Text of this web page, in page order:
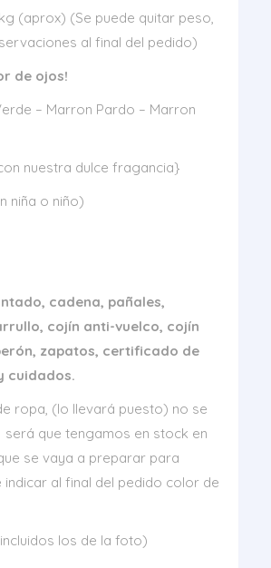
(aprox) (Se puede quitar peso,
al final del pedido)
de ojos!
– Marron Pardo – Marron
nuestra dulce fragancia}
niña o niño)
cadena, pañales,
cojín anti-vuelco, cojín
zapatos, certificado de
cuidados.
ropa, (lo llevará puesto) no se
que tengamos en stock en
se vaya a preparar para
indicar al final del pedido color de
los de la foto)